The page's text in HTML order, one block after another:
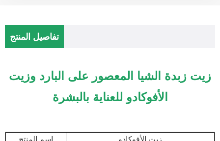
تفاصيل المنتج
زيت زبدة الشيا المعصور على البارد وزيت
الأفوكادو للعناية بالبشرة